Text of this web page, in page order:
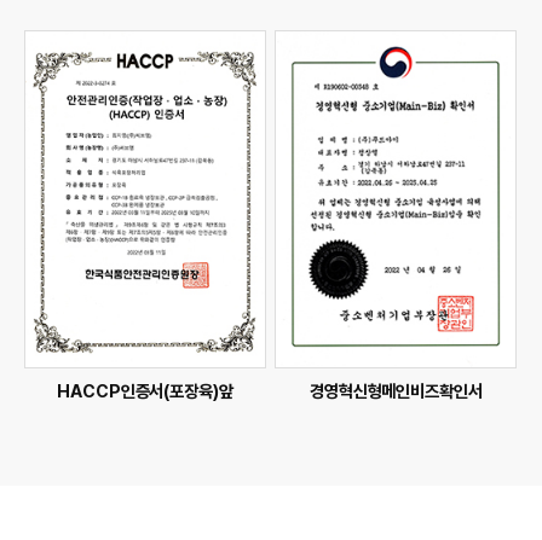
HACCP인증서(포장육)앞 경영혁신형메인비즈확인서